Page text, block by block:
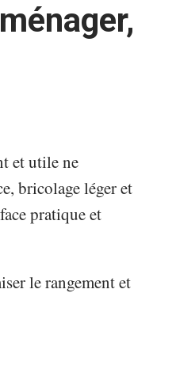
et utile ne
bricolage léger et
pratique et
le rangement et